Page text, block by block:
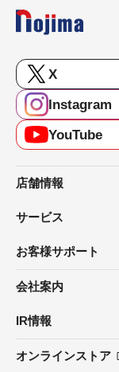
X
Instagram
YouTube
店舗情報
サービス
お客様サポート
会社案内
IR情報
オンラインストア